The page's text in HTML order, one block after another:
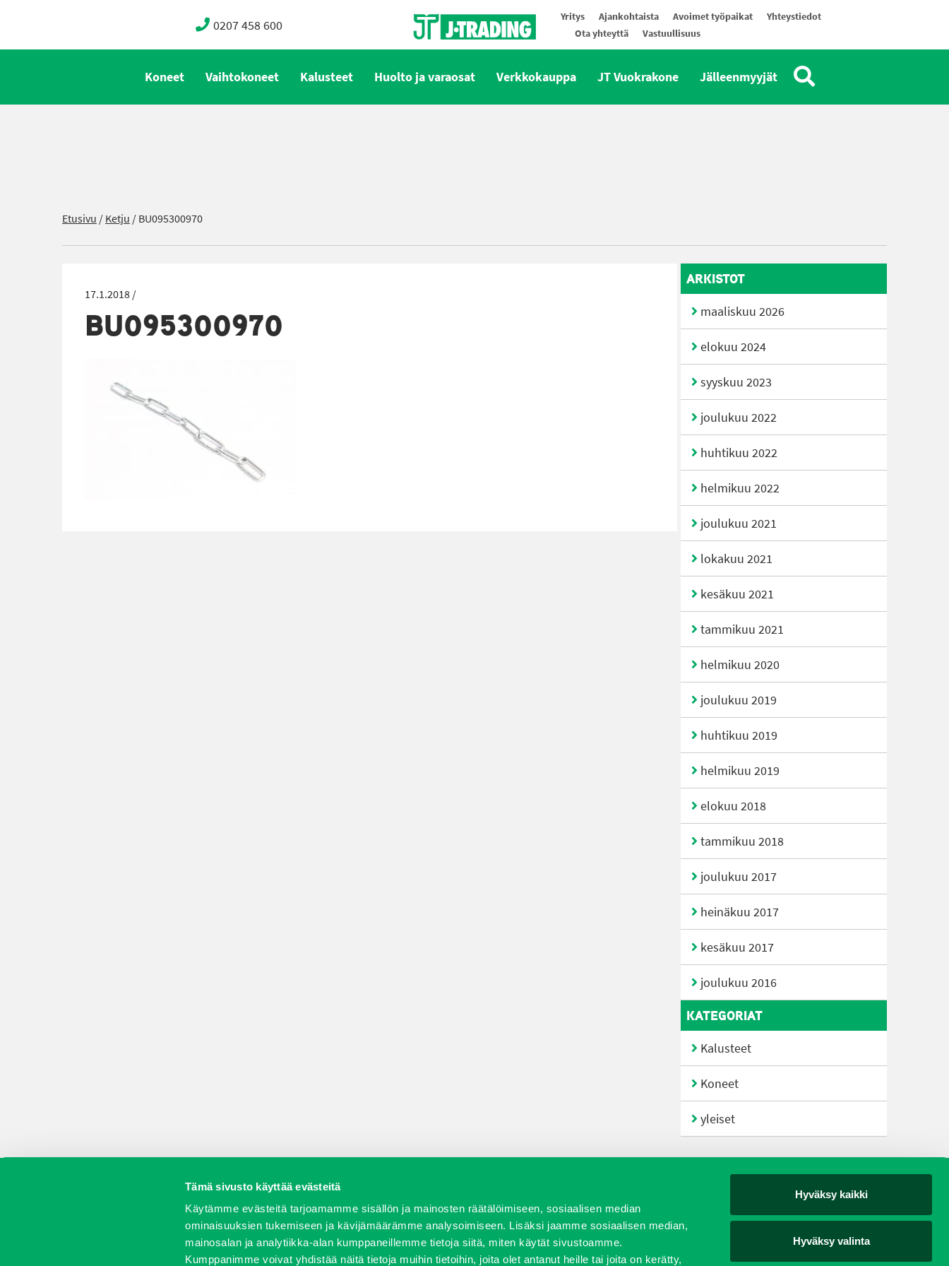
Tämä sivusto käyttää evästeitä
Käytämme evästeitä tarjoamamme sisällön ja mainosten räätälöimiseen, sosiaalisen median
ominaisuuksien tukemiseen ja kävijämäärämme analysoimiseen. Lisäksi jaamme sosiaalisen median,
mainosalan ja analytiikka-alan kumppaneillemme tietoja siitä, miten käytät sivustoamme.
Kumppanimme voivat yhdistää näitä tietoja muihin tietoihin, joita olet antanut heille tai joita on kerätty,
Hyväksy kaikki
Hyväksy valinta
0207 458 600 Yritys Ajankohtaista Avoimet työpaikat
Yhteystiedot
Ota yhteyttä
Vastuullisuus
Koneet Vaihtokoneet Kalusteet Huolto ja varaosat Verkkokauppa JT Vuokrakone Jälleenmyyjät
Etusivu /Ketju /BU095300970
17.1.2018 /
BU095300970
ARKISTOT
maaliskuu 2026
elokuu 2024
syyskuu 2023
joulukuu 2022
huhtikuu 2022
helmikuu 2022
joulukuu 2021
lokakuu 2021
kesäkuu 2021
tammikuu 2021
helmikuu 2020
joulukuu 2019
huhtikuu 2019
helmikuu 2019
elokuu 2018
tammikuu 2018
joulukuu 2017
heinäkuu 2017
kesäkuu 2017
joulukuu 2016
KATEGORIAT
Kalusteet
Koneet
yleiset
Vaihtokoneet Kalusteet Huolto ja varaosat Verkkokauppa JT Vuokrakone Jälleenmyyjät